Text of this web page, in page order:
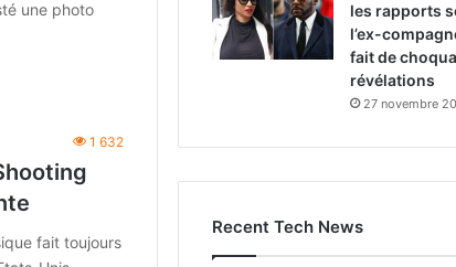
une photo
1 632
fait toujours
les rapports
l’ex-
fait de
révélations
27 novembre
Recent Tech News